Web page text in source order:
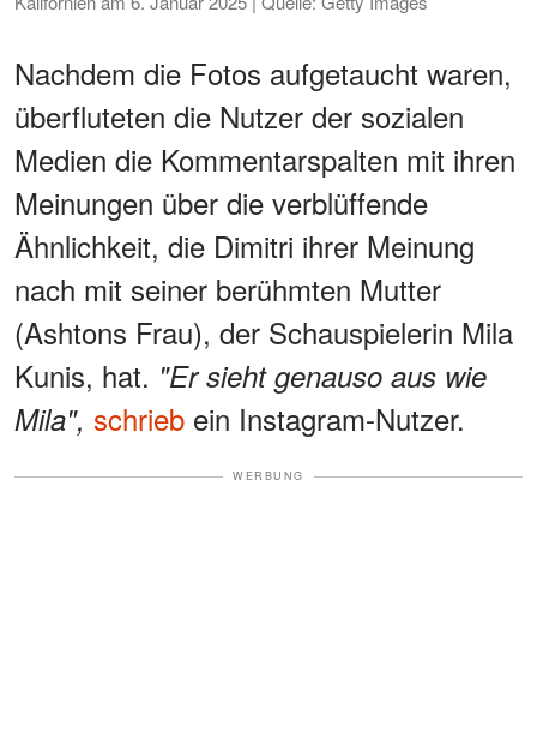
Nachdem die Fotos aufgetaucht waren,
überfluteten die Nutzer der sozialen
Medien die Kommentarspalten mit ihren
Meinungen über die verblüffende
Ähnlichkeit, die Dimitri ihrer Meinung
nach mit seiner berühmten Mutter
(Ashtons Frau), der Schauspielerin Mila
Kunis, hat. "Er sieht genauso aus wie
Mila", schrieb ein Instagram-Nutzer.
WERBUNG